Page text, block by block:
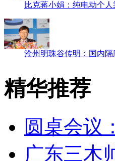
沧州明珠谷传明：国内
精华推荐
圆桌会议
比克蒋小